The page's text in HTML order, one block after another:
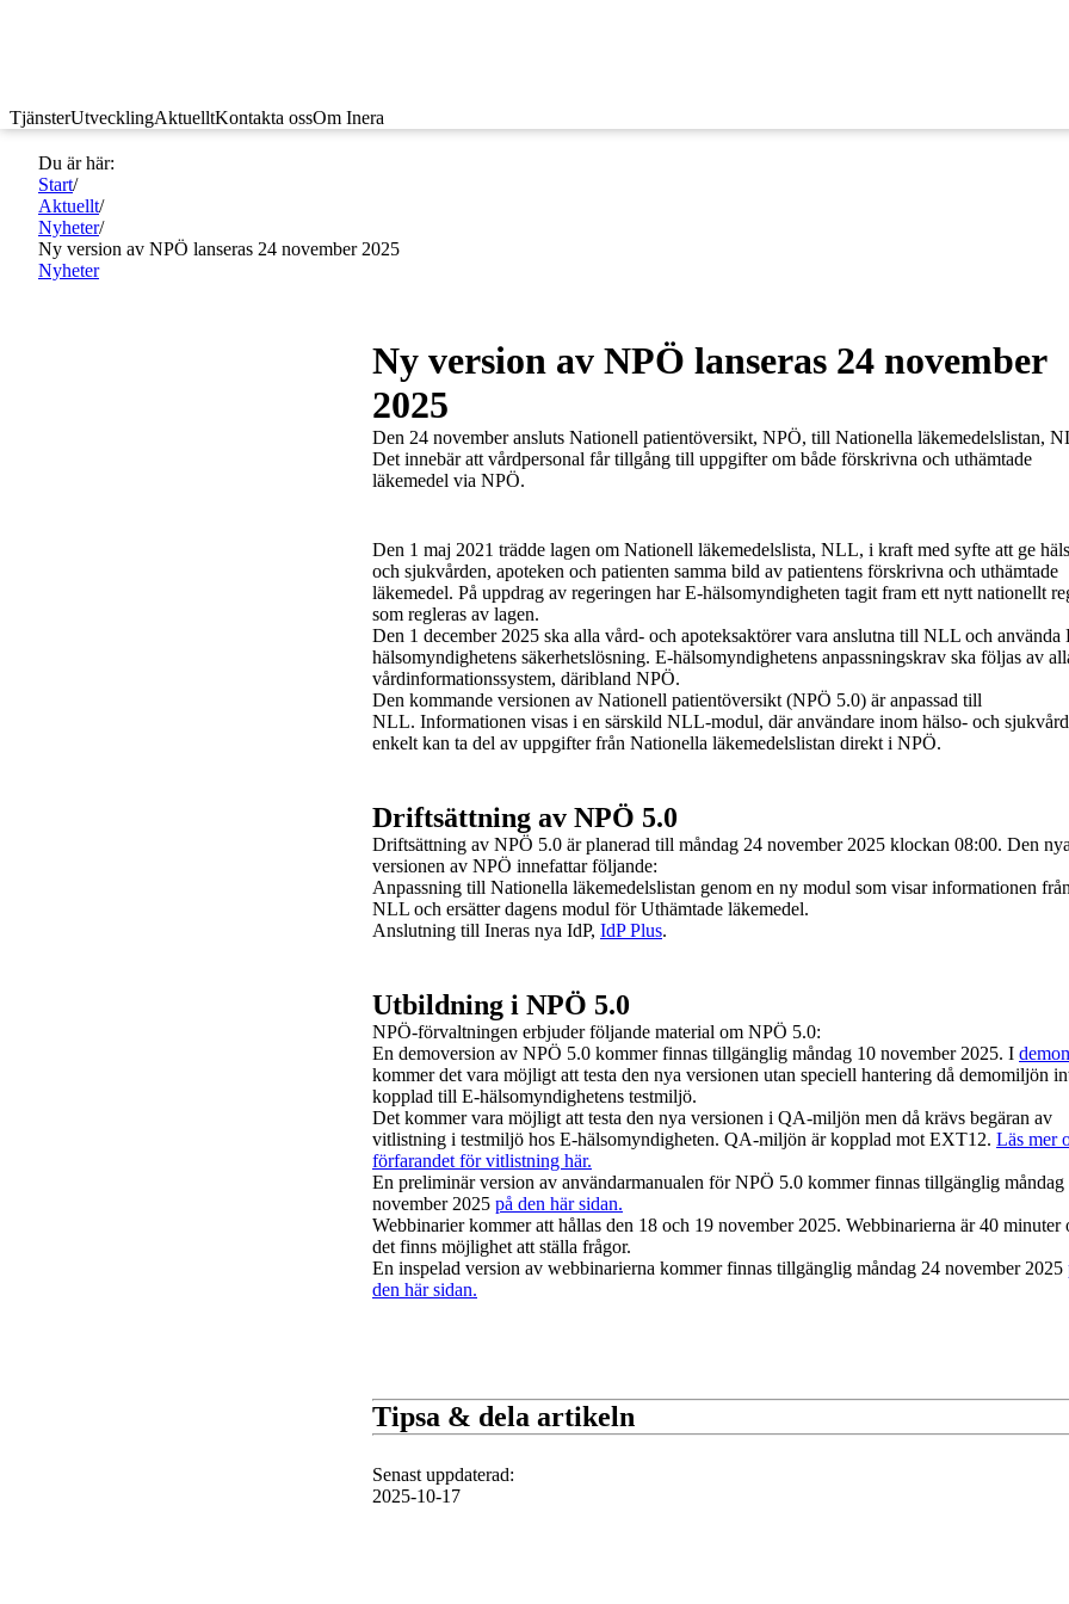
TjänsterUtvecklingAktuelltKontakta ossOm Inera
Du är här:
Start/
Aktuellt/
Nyheter/
Ny version av NPÖ lanseras 24 november 2025
Nyheter
Ny version av NPÖ lanseras 24 november
2025
Den 24 november ansluts Nationell patientöversikt, NPÖ, till Nationella läkemedelslistan,
Det innebär att vårdpersonal får tillgång till uppgifter om både förskrivna och uthämtade
läkemedel via NPÖ.
Den 1 maj 2021 trädde lagen om Nationell läkemedelslista, NLL, i kraft med syfte att ge
och sjukvården, apoteken och patienten samma bild av patientens förskrivna och uthämtade
läkemedel. På uppdrag av regeringen har E-hälsomyndigheten tagit fram ett nytt nationellt
som regleras av lagen.
Den 1 december 2025 ska alla vård- och apoteksaktörer vara anslutna till NLL och använda
hälsomyndighetens säkerhetslösning. E-hälsomyndighetens anpassningskrav ska följas av
vårdinformationssystem, däribland NPÖ.
Den kommande versionen av Nationell patientöversikt (NPÖ 5.0) är anpassad till
NLL. Informationen visas i en särskild NLL-modul, där användare inom hälso- och
enkelt kan ta del av uppgifter från Nationella läkemedelslistan direkt i NPÖ.
Driftsättning av NPÖ 5.0
Driftsättning av NPÖ 5.0 är planerad till måndag 24 november 2025 klockan 08:00. Den nya
versionen av NPÖ innefattar följande:
Anpassning till Nationella läkemedelslistan genom en ny modul som visar informationen från
NLL och ersätter dagens modul för Uthämtade läkemedel.
Anslutning till Ineras nya IdP, IdP Plus.
Utbildning i NPÖ 5.0
NPÖ-förvaltningen erbjuder följande material om NPÖ 5.0:
En demoversion av NPÖ 5.0 kommer finnas tillgänglig måndag 10 november 2025. I
kommer det vara möjligt att testa den nya versionen utan speciell hantering då demomiljön
kopplad till E-hälsomyndighetens testmiljö.
Det kommer vara möjligt att testa den nya versionen i QA-miljön men då krävs begäran av
vitlistning i testmiljö hos E-hälsomyndigheten. QA-miljön är kopplad mot EXT12. Läs mer
förfarandet för vitlistning här.
En preliminär version av användarmanualen för NPÖ 5.0 kommer finnas tillgänglig måndag
november 2025 på den här sidan.
Webbinarier kommer att hållas den 18 och 19 november 2025. Webbinarierna är 40 minuter
det finns möjlighet att ställa frågor.
En inspelad version av webbinarierna kommer finnas tillgänglig måndag 24 november 2025
den här sidan.
Tipsa & dela artikeln
Senast uppdaterad:
2025-10-17